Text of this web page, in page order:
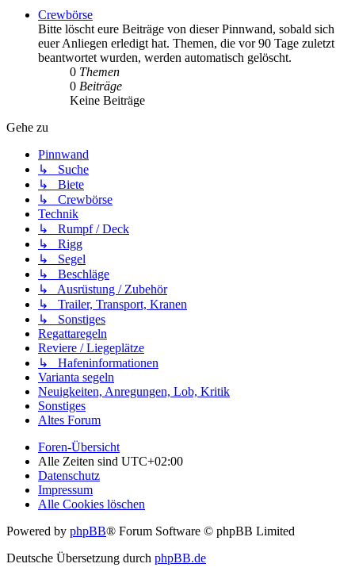
Crewbörse
Bitte löscht eure Beiträge von dieser Pinnwand, sobald sich
euer Anliegen erledigt hat. Themen, die vor 90 Tage zuletzt
beantwortet wurden, werden automatisch gelöscht.
0 Themen
0 Beiträge
Keine Beiträge
Gehe zu
Pinnwand
↳ Suche
↳ Biete
↳ Crewbörse
Technik
↳ Rumpf / Deck
↳ Rigg
↳ Segel
↳ Beschläge
↳ Ausrüstung / Zubehör
↳ Trailer, Transport, Kranen
↳ Sonstiges
Regattaregeln
Reviere / Liegeplätze
↳ Hafeninformationen
Varianta segeln
Neuigkeiten, Anregungen, Lob, Kritik
Sonstiges
Altes Forum
Foren-Übersicht
Alle Zeiten sind UTC+02:00
Datenschutz
Impressum
Alle Cookies löschen
Powered by phpBB® Forum Software © phpBB Limited
Deutsche Übersetzung durch phpBB.de